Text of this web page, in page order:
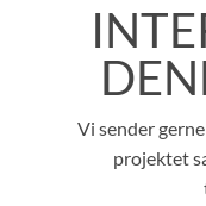
Vi sender
projektet